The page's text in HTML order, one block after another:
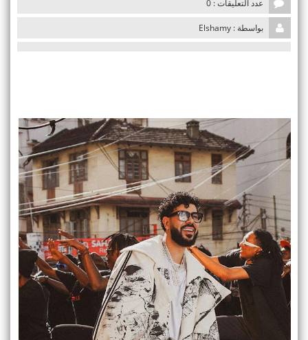
عدد التعليقات : 0
بواسطة : Elshamy